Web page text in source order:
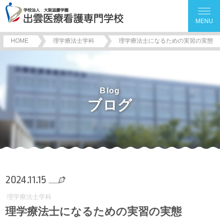
MENU
HOME 理学療法士学科 理学療法士になるための実習の実態
Blog
ブログ
2024.11.15
理学療法士学科
理学療法士になるための実習の実態